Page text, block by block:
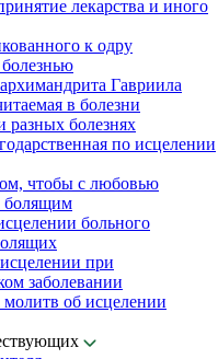
лекарства и иного
к одру
Гавриила
в болезни
болезнях
по исцелении
чтобы с любовью
болящим
больного
при
заболевании
молитв об исцелении